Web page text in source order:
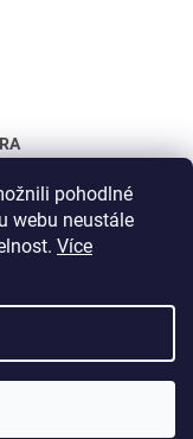
pohodlné
webu neustále
Více